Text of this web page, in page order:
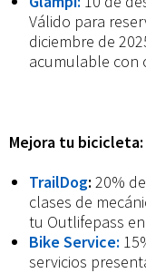
Válido para
diciembre de
acumulable con
Mejora tu bicicleta:
TrailDog: 20%
clases de
tu Outlifepass en
Bike Service:
servicios